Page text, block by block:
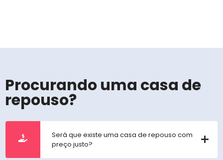
Procurando uma casa de
repouso?
Será que existe uma casa de repouso com
preço justo?